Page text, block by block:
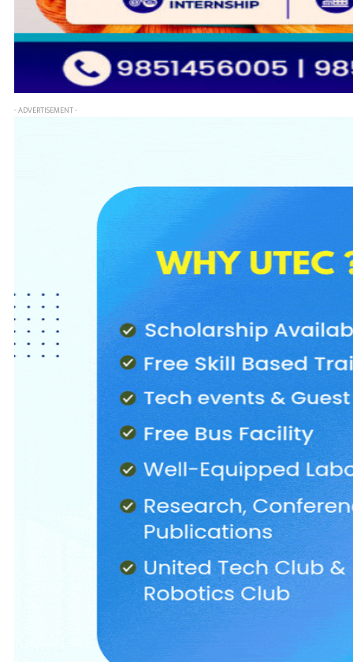
- ADVERTISEMENT -